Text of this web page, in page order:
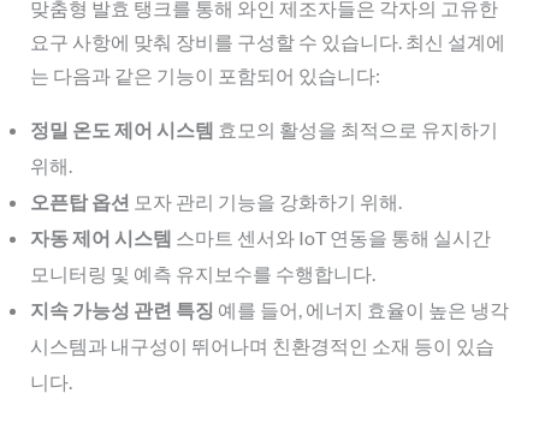
맞춤형 발효 탱크를 통해 와인 제조자들은 각자의 고유한
요구 사항에 맞춰 장비를 구성할 수 있습니다. 최신 설계에
는 다음과 같은 기능이 포함되어 있습니다:
정밀 온도 제어 시스템 효모의 활성을 최적으로 유지하기
위해.
오픈탑 옵션 모자 관리 기능을 강화하기 위해.
자동 제어 시스템 스마트 센서와 IoT 연동을 통해 실시간
모니터링 및 예측 유지보수를 수행합니다.
지속 가능성 관련 특징 예를 들어, 에너지 효율이 높은 냉각
시스템과 내구성이 뛰어나며 친환경적인 소재 등이 있습
니다.